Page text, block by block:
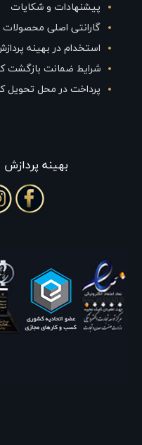
پیشنهادات و شکایات
گارانتی اصلی محصولات
استخدام در بهینه
شرایط ضمانت بازگشت
پرداخت در محل تحویل
بهينه